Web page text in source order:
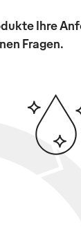
Ihre
Fragen.